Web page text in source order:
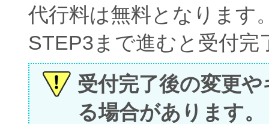
代行料は無料となります
STEP3まで進むと受付完
受付完了後の変更
る場合があります。